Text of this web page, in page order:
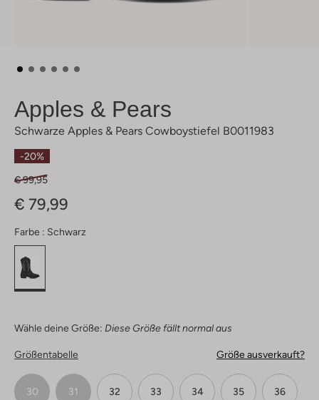
Apples & Pears
Schwarze Apples & Pears Cowboystiefel B0011983
-20%
€ 99,95
€ 79,99
Farbe : Schwarz
Wähle deine Größe: Diese Größe fällt normal aus
Größentabelle Größe ausverkauft?
30 31 32 33 34 35 36